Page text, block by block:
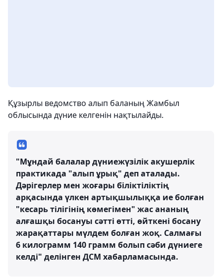
Құзырлы ведомство алып баланың Жамбыл
облысында дүние келгенін нақтылайды.
"Мұндай балалар дүниежүзілік акушерлік
практикада "алып ұрық" деп аталады.
Дәрігерлер мен жоғары біліктіліктің
арқасында үлкен артықшылыққа ие болған
"кесарь тілігінің көмегімен" жас ананың
алғашқы босануы сәтті өтті, өйткені босану
жарақаттары мүлдем болған жоқ. Салмағы
6 килограмм 140 грамм болып сәби дүниеге
келді" делінген ДСМ хабарламасында.